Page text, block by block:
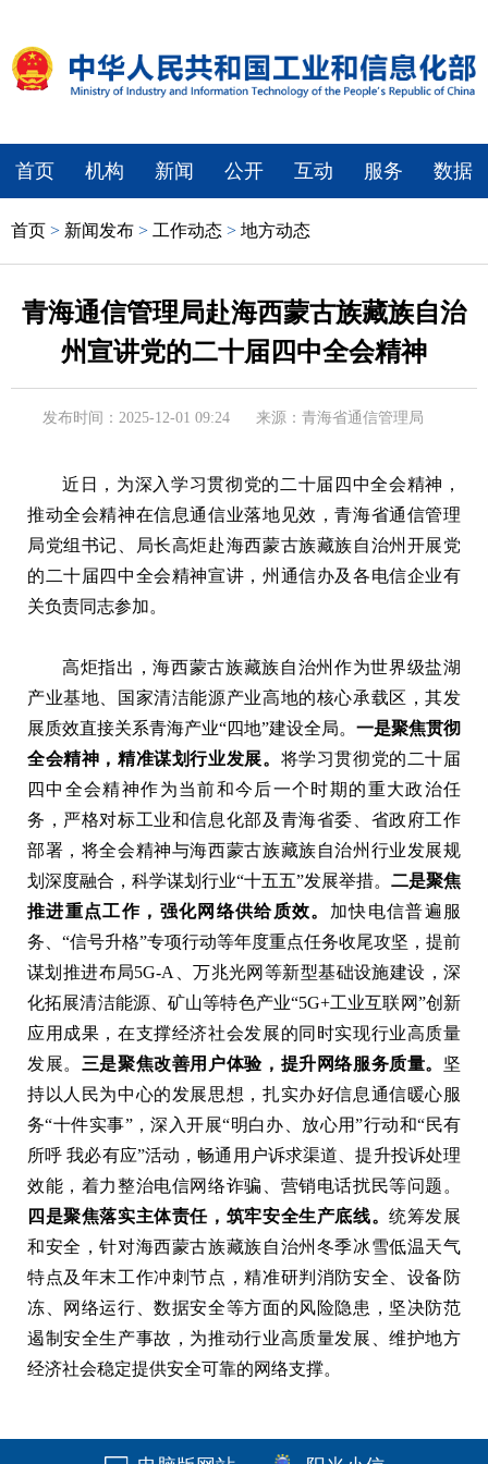
首页 机构 新闻 公开 互动 服务 数据
首页 > 新闻发布 > 工作动态 > 地方动态
青海通信管理局赴海西蒙古族藏族自治
州宣讲党的二十届四中全会精神
发布时间：2025-12-01 09:24 来源：青海省通信管理局
近日，为深入学习贯彻党的二十届四中全会精神，
推动全会精神在信息通信业落地见效，青海省通信管理
局党组书记、局长高炬赴海西蒙古族藏族自治州开展党
的二十届四中全会精神宣讲，州通信办及各电信企业有
关负责同志参加。
高炬指出，海西蒙古族藏族自治州作为世界级盐湖
产业基地、国家清洁能源产业高地的核心承载区，其发
展质效直接关系青海产业“四地”建设全局。 一是聚焦贯彻
全会精神，精准谋划行业发展。 将学习贯彻党的二十届
四中全会精神作为当前和今后一个时期的重大政治任
务，严格对标工业和信息化部及青海省委、省政府工作
部署，将全会精神与海西蒙古族藏族自治州行业发展规
划深度融合，科学谋划行业“十五五”发展举措。 二是聚焦
推进重点工作，强化网络供给质效。 加快电信普遍服
务、“信号升格”专项行动等年度重点任务收尾攻坚，提前
谋划推进布局5G-A、万兆光网等新型基础设施建设，深
化拓展清洁能源、矿山等特色产业“5G+工业互联网”创新
应用成果，在支撑经济社会发展的同时实现行业高质量
发展。 三是聚焦改善用户体验，提升网络服务质量。 坚
持以人民为中心的发展思想，扎实办好信息通信暖心服
务“十件实事”，深入开展“明白办、放心用”行动和“民有
所呼 我必有应”活动，畅通用户诉求渠道、提升投诉处理
效能，着力整治电信网络诈骗、营销电话扰民等问题。
四是聚焦落实主体责任，筑牢安全生产底线。统筹发展
和安全，针对海西蒙古族藏族自治州冬季冰雪低温天气
特点及年末工作冲刺节点，精准研判消防安全、设备防
冻、网络运行、数据安全等方面的风险隐患，坚决防范
遏制安全生产事故，为推动行业高质量发展、维护地方
经济社会稳定提供安全可靠的网络支撑。